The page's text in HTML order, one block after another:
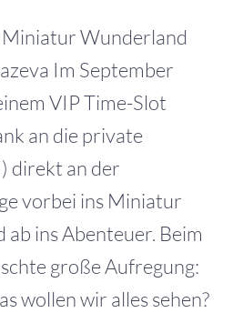
Wunderland
Im September
VIP Time-Slot
an die private
direkt an der
vorbei ins Miniatur
ins Abenteuer. Beim
große Aufregung:
wollen wir alles sehen?